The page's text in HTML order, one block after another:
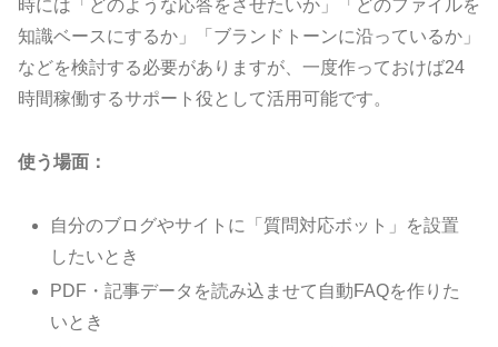
時には「どのような応答をさせたいか」「どのファイルを
知識ベースにするか」「ブランドトーンに沿っているか」
などを検討する必要がありますが、一度作っておけば24
時間稼働するサポート役として活用可能です。
使う場面：
自分のブログやサイトに「質問対応ボット」を設置
したいとき
PDF・記事データを読み込ませて自動FAQを作りた
いとき